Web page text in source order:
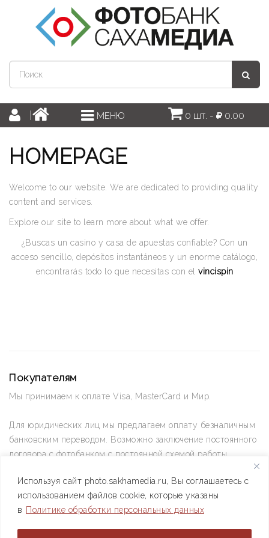
Используя сайт photo.sakhamedia.ru, Вы соглашаетесь с
использованием файлов cookie, которые указаны
в Политике обработки персональных данных
МЕНЮ 0 шт. - 0.00
HOMEPAGE
Welcome to our website. We are dedicated to providing quality
content and services.
Explore our site to learn more about what we offer.
¿Buscas un casino y casa de apuestas confiable? Con un
acceso sencillo, depósitos instantáneos y un enorme catálogo,
encontrarás todo lo que necesitas con el vincispin
Покупателям
Мы принимаем к оплате Visa, MasterCard и Мир.
Для юридических лиц мы предлагаем оплату безналичным
банковским переводом. Возможно заключение постоянного
договора с фотобанком с постоянной схемой работы.
Позвоните нам по телефону +7(4112) 42-09-42 — и мы
ответим на все ваши вопросы